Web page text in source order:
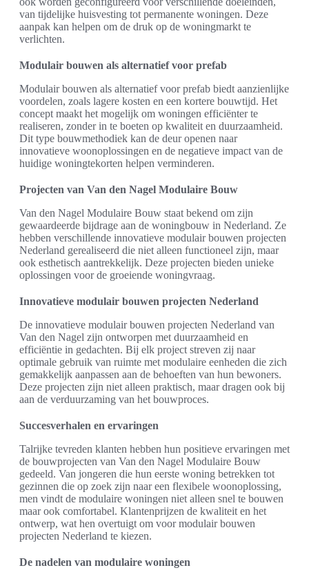
van tijdelijke huisvesting tot permanente woningen. Deze
aanpak kan helpen om de druk op de woningmarkt te
verlichten.
Modulair bouwen als alternatief voor prefab
Modulair bouwen als alternatief voor prefab biedt aanzienlijke
voordelen, zoals lagere kosten en een kortere bouwtijd. Het
concept maakt het mogelijk om woningen efficiënter te
realiseren, zonder in te boeten op kwaliteit en duurzaamheid.
Dit type bouwmethodiek kan de deur openen naar
innovatieve woonoplossingen en de negatieve impact van de
huidige woningtekorten helpen verminderen.
Projecten van Van den Nagel Modulaire Bouw
Van den Nagel Modulaire Bouw staat bekend om zijn
gewaardeerde bijdrage aan de woningbouw in Nederland. Ze
hebben verschillende innovatieve modulair bouwen projecten
Nederland gerealiseerd die niet alleen functioneel zijn, maar
ook esthetisch aantrekkelijk. Deze projecten bieden unieke
oplossingen voor de groeiende woningvraag.
Innovatieve modulair bouwen projecten Nederland
De innovatieve modulair bouwen projecten Nederland van
Van den Nagel zijn ontworpen met duurzaamheid en
efficiëntie in gedachten. Bij elk project streven zij naar
optimale gebruik van ruimte met modulaire eenheden die zich
gemakkelijk aanpassen aan de behoeften van hun bewoners.
Deze projecten zijn niet alleen praktisch, maar dragen ook bij
aan de verduurzaming van het bouwproces.
Succesverhalen en ervaringen
Talrijke tevreden klanten hebben hun positieve ervaringen met
de bouwprojecten van Van den Nagel Modulaire Bouw
gedeeld. Van jongeren die hun eerste woning betrekken tot
gezinnen die op zoek zijn naar een flexibele woonoplossing,
men vindt de modulaire woningen niet alleen snel te bouwen
maar ook comfortabel. Klantenprijzen de kwaliteit en het
ontwerp, wat hen overtuigt om voor modulair bouwen
projecten Nederland te kiezen.
De nadelen van modulaire woningen